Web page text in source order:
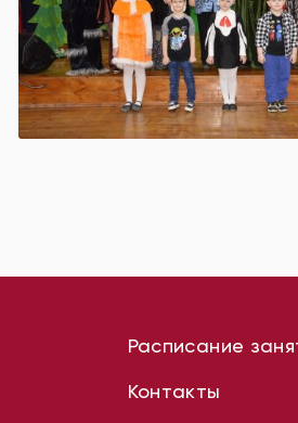
Расписание
Контакты